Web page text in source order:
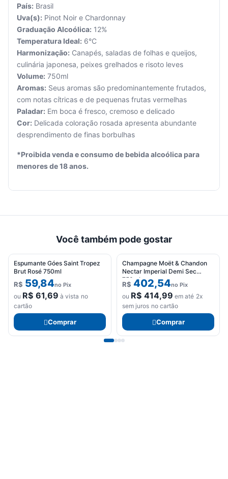
Seu
carrinho
está
vazio.
produtos
começar.
País: Brasil
Uva(s): Pinot Noir e Chardonnay
Graduação Alcoólica: 12%
Temperatura Ideal: 6°C
Harmonização: Canapés, saladas de folhas e queijos,
culinária japonesa, peixes grelhados e risoto leves
Volume: 750ml
Aromas: Seus aromas são predominantemente frutados,
com notas cítricas e de pequenas frutas vermelhas
Paladar: Em boca é fresco, cremoso e delicado
Cor: Delicada coloração rosada apresenta abundante
desprendimento de finas borbulhas
*Proibida venda e consumo de bebida alcoólica para
menores de 18 anos.
Você também pode gostar
Espumante Góes Saint Tropez
Brut Rosé 750ml
R$ 59,84no Pix
ou R$ 61,69 à vista no
cartão
Comprar
Champagne Moët & Chandon
Nectar Imperial Demi Sec
750ml
R$ 402,54no Pix
ou R$ 414,99 em até 2x
sem juros no cartão
Comprar